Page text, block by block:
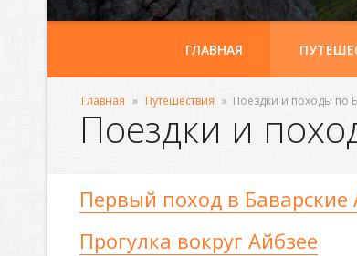
ГЛАВНАЯ
Главная » Путешествия » Поездки и походы по
Поездки и
Первый поход в Баварские
Прогулка вокруг Айбзее